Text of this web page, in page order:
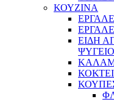
ΚΟΥΖΙΝΑ
ΕΙΔΗ